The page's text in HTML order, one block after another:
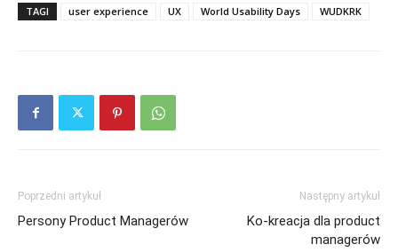
TAGI user experience UX World Usability Days WUDKRK
Poprzedni artykuł
Persony Product Managerów
Następny artykuł
Ko-kreacja dla product
managerów